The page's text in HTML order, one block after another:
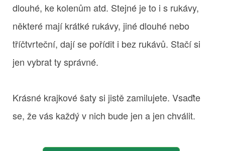
dlouhé, ke kolenům atd. Stejné je to i s rukávy,
některé mají krátké rukávy, jiné dlouhé nebo
tříčtvrteční, dají se pořídit i bez rukávů. Stačí si
jen vybrat ty správné.
Krásné krajkové šaty si jistě zamilujete. Vsaďte
se, že vás každý v nich bude jen a jen chválit.